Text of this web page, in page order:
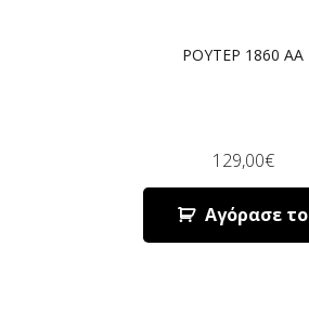
ΡΟΥΤΕΡ 1860 AA
129,00€
Αγόρασε το